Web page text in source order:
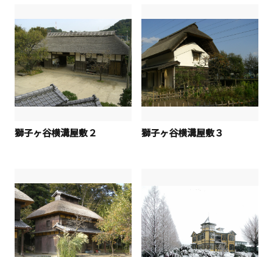
獅子ヶ谷横溝屋敷２ 獅子ヶ谷横溝屋敷３